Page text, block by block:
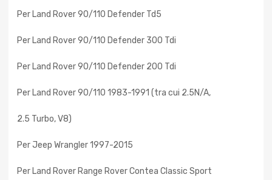
Per Land Rover 90/110 Defender Td5
Per Land Rover 90/110 Defender 300 Tdi
Per Land Rover 90/110 Defender 200 Tdi
Per Land Rover 90/110 1983-1991 (tra cui 2.5N/A,
2.5 Turbo, V8)
Per Jeep Wrangler 1997-2015
Per Land Rover Range Rover Contea Classic Sport